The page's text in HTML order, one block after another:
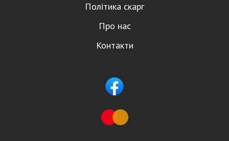
Політика скарг
Про нас
Контакти